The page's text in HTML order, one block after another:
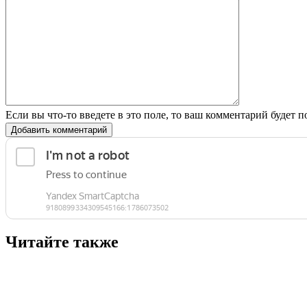
Если вы что-то введете в это поле, то ваш комментарий будет
Добавить комментарий
Читайте также